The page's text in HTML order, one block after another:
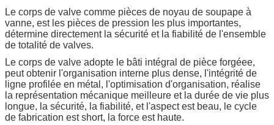
Le corps de valve comme pièces de noyau de soupape à
vanne, est les pièces de pression les plus importantes,
détermine directement la sécurité et la fiabilité de l'ensemble
de totalité de valves.
Le corps de valve adopte le bâti intégral de pièce forgéee,
peut obtenir l'organisation interne plus dense, l'intégrité de
ligne profilée en métal, l'optimisation d'organisation, réalise
la représentation mécanique meilleure et la durée de vie plus
longue, la sécurité, la fiabilité, et l'aspect est beau, le cycle
de fabrication est short, la force est haute.